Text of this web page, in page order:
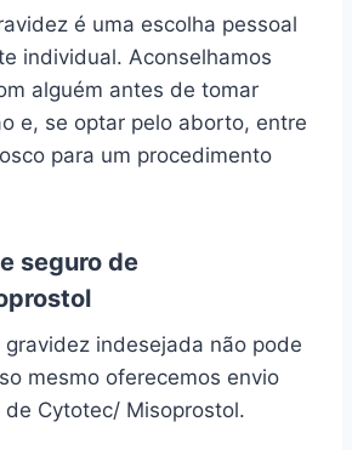
é uma escolha pessoal
individual. Aconselhamos
alguém antes de tomar
e, se optar pelo aborto, entre
para um procedimento
seguro de
gravidez indesejada não pode
mesmo oferecemos envio
Cytotec/ Misoprostol.